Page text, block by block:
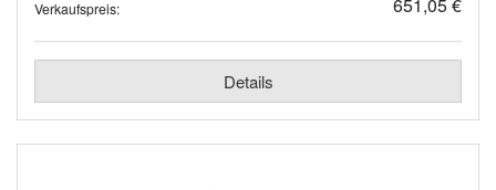
Verkaufspreis:
Details